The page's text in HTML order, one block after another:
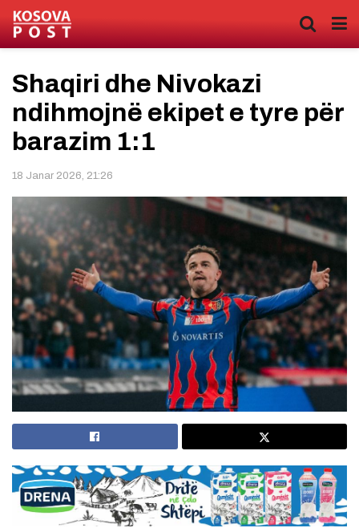
Shaqiri dhe Nivokazi
ndihmojnë ekipet e tyre për
barazim 1:1
18 Janar 2026, 21:26